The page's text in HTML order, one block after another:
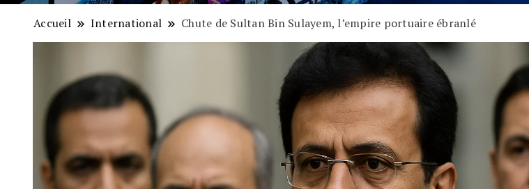
Accueil International Chute de Sultan Bin Sulayem, l’empire portuaire ébranlé